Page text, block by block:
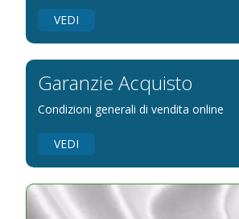
Bandiere per feste
pennoni per bandiere
VEDI
Garanzie Acquisto
Condizioni generali di vendita online
VEDI